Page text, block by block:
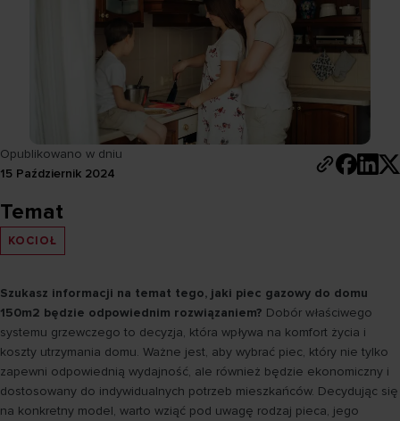
Opublikowano w dniu
15 Październik 2024
Temat
KOCIOŁ
Szukasz informacji na temat tego, jaki piec gazowy do domu
150m2 będzie odpowiednim rozwiązaniem? Dobór właściwego
systemu grzewczego to decyzja, która wpływa na komfort życia i
koszty utrzymania domu. Ważne jest, aby wybrać piec, który nie tylko
zapewni odpowiednią wydajność, ale również będzie ekonomiczny i
dostosowany do indywidualnych potrzeb mieszkańców. Decydując się
na konkretny model, warto wziąć pod uwagę rodzaj pieca, jego